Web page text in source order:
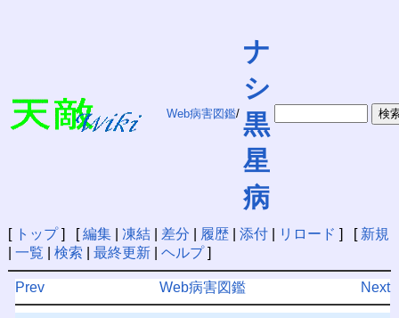
Web病害図鑑/
ナ
シ
黒
星
病
[ トップ] [編集| 凍結| 差分 履歴| 添付| リロード ] [ 新規
一覧 検索 最終更新| ヘルプ]
Prev Next
Web病害図鑑